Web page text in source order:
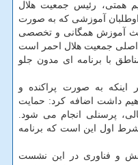
همتی، رئیس جمعیت هلال
آموزشی که به صورت
آموزش همگانی و تخصصی
اصلی جمعیت هلال احمر است
با برنامه ای مدون جلو
اینکه به صورت پراکنده و
داشت اضافه کرد: حمایت
پرسنلی انجام می شود.
شرط اول این است که برنامه
و فناوری در این نشست